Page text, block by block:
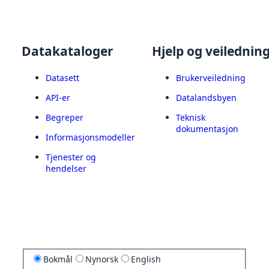
Datakataloger
Datasett
API-er
Begreper
Informasjonsmodeller
Tjenester og
hendelser
Hjelp og
Brukerveiledning
Datalandsbyen
Teknisk
dokumentasjon
Bokmål Nynorsk English